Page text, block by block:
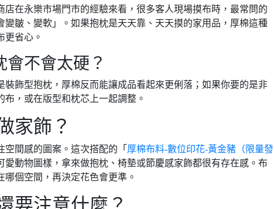
在永樂市場門市的經驗來看，很多客人現場摸布時，最常問的
皺、變軟」。如果抱枕是天天靠、天天摸的家用品，厚棉這種
更省心。
不會太硬？
飾型抱枕，厚棉反而能讓成品看起來更俐落；如果你要的是非
，或在版型和枕芯上一起調整。
家飾？
間感的圖案。這次搭配的「 厚棉布料-數位印花-黃金豬（限量發
愛動物圖樣，拿來做抱枕、椅墊或節慶感家飾都很有存在感。布
個空間，再決定花色會更準。
要注意什麼？